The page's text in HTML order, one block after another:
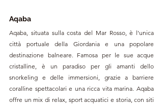
Aqaba
Aqaba, situata sulla costa del Mar Rosso, è l'unica
città portuale della Giordania e una popolare
destinazione balneare. Famosa per le sue acque
cristalline, è un paradiso per gli amanti dello
snorkeling e delle immersioni, grazie a barriere
coralline spettacolari e una ricca vita marina. Aqaba
offre un mix di relax, sport acquatici e storia, con siti